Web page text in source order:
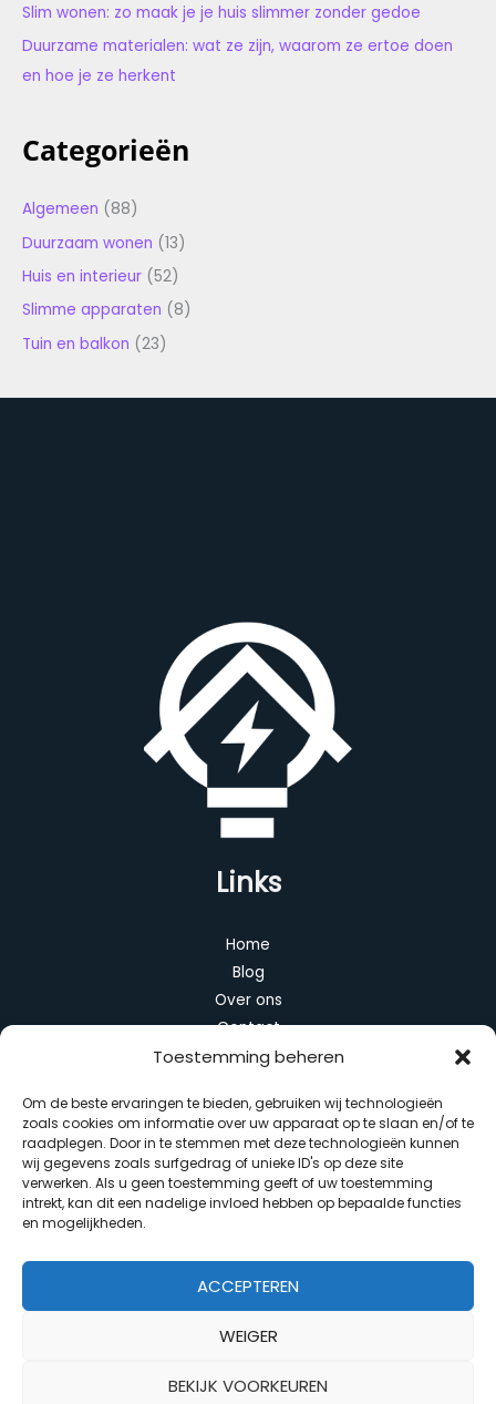
Toestemming beheren
Om de beste ervaringen te bieden, gebruiken wij technologieën
zoals cookies om informatie over uw apparaat op te slaan en/of te
raadplegen. Door in te stemmen met deze technologieën kunnen
wij gegevens zoals surfgedrag of unieke ID's op deze site
verwerken. Als u geen toestemming geeft of uw toestemming
intrekt, kan dit een nadelige invloed hebben op bepaalde functies
en mogelijkheden.
ACCEPTEREN
WEIGER
BEKIJK VOORKEUREN
Slim wonen: zo maak je je huis slimmer zonder gedoe
Duurzame materialen: wat ze zijn, waarom ze ertoe doen
en hoe je ze herkent
Categorieën
Algemeen (88)
Duurzaam wonen (13)
Huis en interieur (52)
Slimme apparaten (8)
Tuin en balkon (23)
Links
Home
Blog
Over ons
Contact
Categorieën
Algemeen
Duurzaam wonen
Huis en interieur
Slimme apparaten